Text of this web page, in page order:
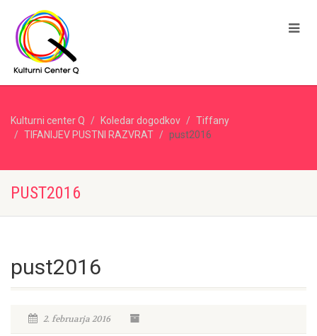
Kulturni center Q Koledar dogodkov
Tiffany
TIFANIJEV PUSTNI RAZVRAT
pust2016
PUST2016
pust2016
2. februarja 2016